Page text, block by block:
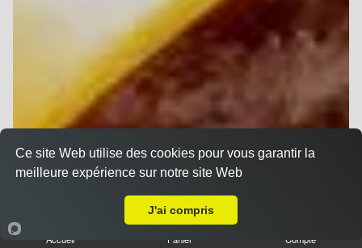
Accueil Panier Compte
Ce site Web utilise des cookies pour vous garantir la
meilleure expérience sur notre site Web
J'ai compris